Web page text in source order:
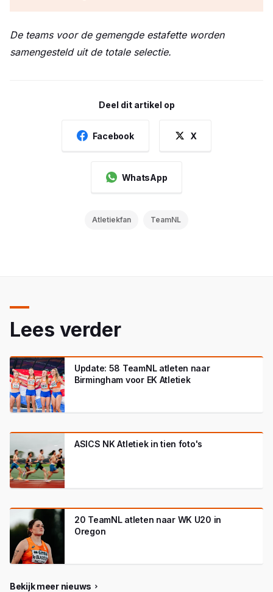
De teams voor de gemengde estafette worden
samengesteld uit de totale selectie.
Deel dit artikel op
Facebook X
WhatsApp
Atletiekfan TeamNL
Lees verder
Update: 58 TeamNL atleten naar
Birmingham voor EK Atletiek
ASICS NK Atletiek in tien foto's
20 TeamNL atleten naar WK U20 in
Oregon
Bekijk meer nieuws